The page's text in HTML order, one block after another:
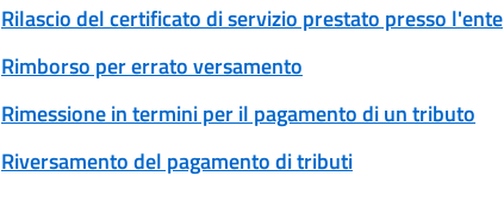
Rilascio del certificato di servizio prestato presso l'ente
Rimborso per errato versamento
Rimessione in termini per il pagamento di un tributo
Riversamento del pagamento di tributi